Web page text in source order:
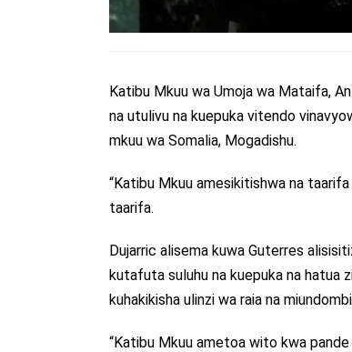
Katibu Mkuu wa Umoja wa Mataifa,
na utulivu na kuepuka vitendo
mkuu wa Somalia, Mogadishu.
“Katibu Mkuu amesikitishwa na
taarifa.
Dujarric alisema kuwa Guterres
kutafuta suluhu na kuepuka na hatua
kuhakikisha ulinzi wa raia na
“Katibu Mkuu ametoa wito kwa